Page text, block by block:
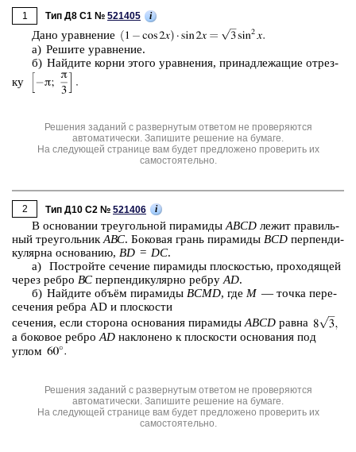
1
Тип Д8 C1 № 521405 i
Дано урав­не­ние
а) Ре­ши­те урав­не­ние.
б) Най­ди­те корни этого урав­не­ния, при­над­ле­жа­щие от­рез­
ку
Решения заданий с развернутым ответом не проверяются
автоматически. Запишите решение на бумаге.
На следующей странице вам будет предложено проверить их
самостоятельно.
2 Тип Д10 C2 № 521406 i
В ос­но­ва­нии тре­уголь­ной пи­ра­ми­ды ABCD лежит пра­виль­
ный тре­уголь­ник АВС. Бо­ко­вая грань пи­ра­ми­ды BCD пер­пен­ди­
ку­ляр­на ос­но­ва­нию, BD = DC.
а) По­строй­те се­че­ние пи­ра­ми­ды плос­ко­стью, про­хо­дя­щей
через ребро ВС пер­пен­ди­ку­ляр­но ребру AD.
б) Най­ди­те объём пи­ра­ми­ды BCМD, где М — точка пе­ре­
се­че­ния ребра АD и плос­ко­сти
се­че­ния, если сто­ро­на ос­но­ва­ния пи­ра­ми­дыABCD равна
а бо­ко­вое ребро AD на­кло­не­но к плос­ко­сти ос­но­ва­ния под
углом
Решения заданий с развернутым ответом не проверяются
автоматически. Запишите решение на бумаге.
На следующей странице вам будет предложено проверить их
самостоятельно.